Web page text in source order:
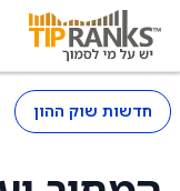
חדשות שוק ההון